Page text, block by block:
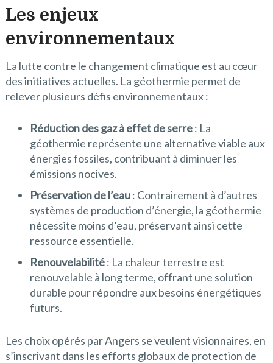
Les enjeux
environnementaux
La lutte contre le changement climatique est au cœur
des initiatives actuelles. La géothermie permet de
relever plusieurs défis environnementaux :
Réduction des gaz à effet de serre: La
géothermie représente une alternative viable aux
énergies fossiles, contribuant à diminuer les
émissions nocives.
Préservation de l’eau: Contrairement à d’autres
systèmes de production d’énergie, la géothermie
nécessite moins d’eau, préservant ainsi cette
ressource essentielle.
Renouvelabilité: La chaleur terrestre est
renouvelable à long terme, offrant une solution
durable pour répondre aux besoins énergétiques
futurs.
Les choix opérés par Angers se veulent visionnaires, en
s’inscrivant dans les efforts globaux de protection de